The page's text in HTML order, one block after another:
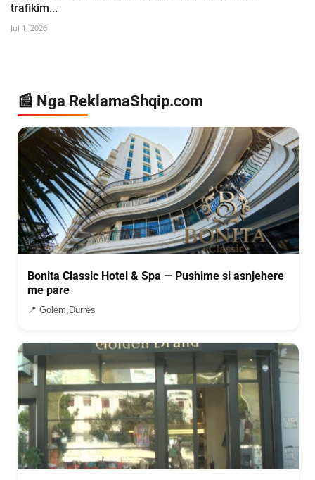
trafikim...
Jul 1, 2026
📰 Nga ReklamaShqip.com
Bonita Classic Hotel & Spa — Pushime si asnjehere
me pare
📍 Golem,Durrës